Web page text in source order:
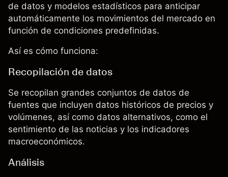
de datos y modelos estadísticos para anticipar
automáticamente los movimientos del mercado en
función de condiciones predefinidas.
Así es cómo funciona:
Recopilación de datos
Se recopilan grandes conjuntos de datos de
fuentes que incluyen datos históricos de precios y
volúmenes, así como datos alternativos, como el
sentimiento de las noticias y los indicadores
macroeconómicos.
Análisis